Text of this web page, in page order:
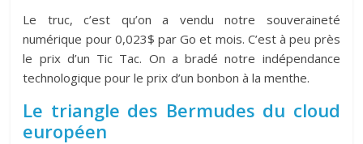
Le truc, c’est qu’on a vendu notre souveraineté
numérique pour 0,023$ par Go et mois. C’est à peu près
le prix d’un Tic Tac. On a bradé notre indépendance
technologique pour le prix d’un bonbon à la menthe.
Le triangle des Bermudes du cloud
européen